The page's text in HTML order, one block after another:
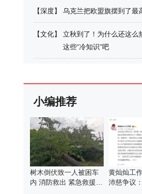
【深度】 乌克兰把欧盟旗摆到了最
【文化】
立秋到了！为什么还这么
这些“冷知识”吧
小编推荐
树木倒伏致一人被困车
内 消防救出 紧急救援消
黄灿灿工
沛慈争议